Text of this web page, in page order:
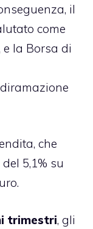
il
come
e la Borsa di
che
5,1% su
trimestri, gli